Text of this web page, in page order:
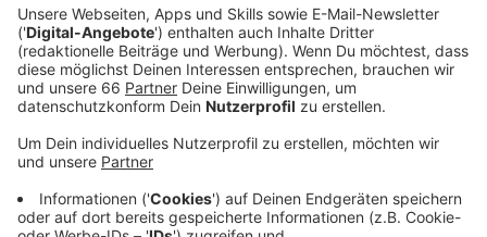
Ein Abend des Jahres 2012, mitten im Sommer. Die
Frau an der Bar, ein paar Drinks, flirtige Gespräche, 40
Grad Lufttemperatur draußen, vor Schweiß klebende
Klamotten. Ein Taxi vor der Tür, rein, Fenster auf,
fiebrige Küsse auf der Rückbank – und dann ist sie
plötzlich weg, rausgesprungen an einer Ampel,
rausgesprungen aus seinem Leben. Aber wie bei einem